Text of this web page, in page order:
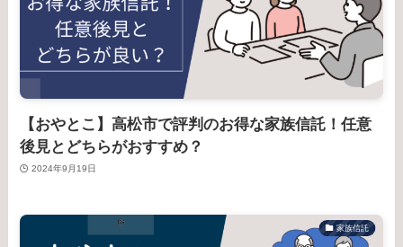
【おやとこ】高松市で評判のお得な家族信託！任意
後見とどちらがおすすめ？
2024年9月19日
家族信託